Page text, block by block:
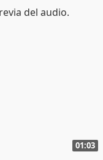
01:03